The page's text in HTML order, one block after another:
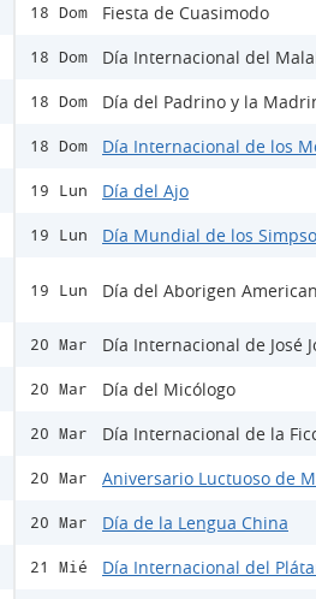
18 Dom Fiesta de Cuasimodo
18 Dom Día Internacional del
18 Dom Día del Padrino y la
18 Dom Día Internacional de los
19 Lun Día del Ajo
19 Lun Día Mundial de los
19 Lun Día del Aborigen
20 Mar Día Internacional de José
20 Mar Día del Micólogo
20 Mar Día Internacional de la
20 Mar Aniversario Luctuoso de
20 Mar Día de la Lengua China
21 Mié Día Internacional del